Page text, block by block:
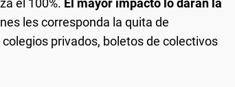
el 100%. El mayor impacto lo darán la
les corresponda la quita de
privados, boletos de colectivos